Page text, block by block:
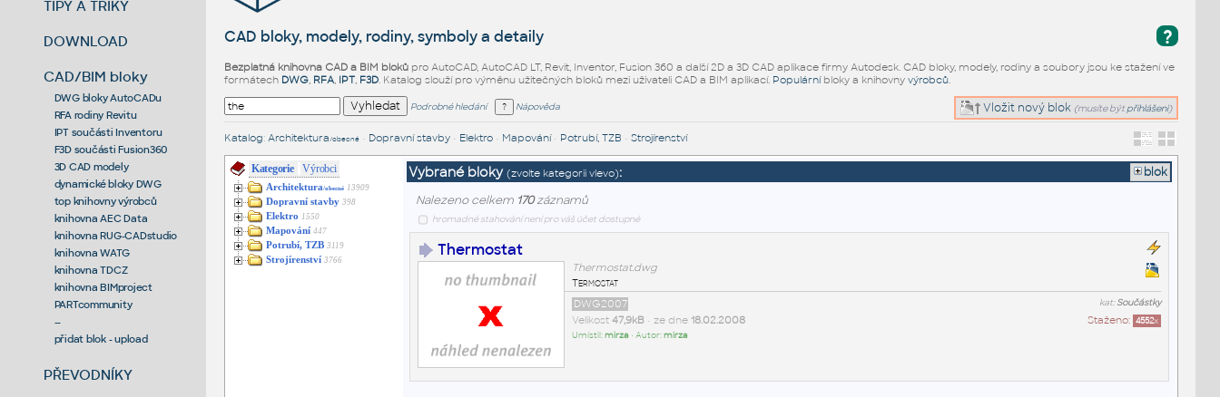
TIPY A TRIKY
DOWNLOAD
CAD/BIM bloky
DWG bloky AutoCADu
RFA rodiny Revitu
IPT součásti Inventoru
F3D součásti Fusion360
3D CAD modely
dynamické bloky DWG
top knihovny výrobců
knihovna AEC Data
knihovna RUG-CADstudio
knihovna WATG
knihovna TDCZ
knihovna BIMproject
PARTcommunity
--
přidat blok - upload
PŘEVODNÍKY
?
CAD bloky, modely, rodiny, symboly a detaily
Bezplatná knihovna CAD a BIM blokůpro AutoCAD, AutoCAD LT, Revit, Inventor, Fusion 360 a další 2D a 3D CAD aplikace firmy Autodesk. CAD bloky, modely, rodiny a soubory jsou ke stažení ve
formátech DWG, RFA, IPT, F3D. Katalog slouží pro výměnu užitečných bloků mezi uživateli CAD a BIM aplikací. Populárníbloky a knihovny výrobců.
Vložit nový blok (musíte být přihlášeni)
Podrobné hledání Nápověda
Katalog: Architektura /obecné• Dopravní stavby• Elektro• Mapování• Potrubí, TZB • Strojírenství
Kategorie Výrobci
Architektura/obecné 13909
Dopravní stavby 398
Elektro 1550
Mapování 447
Potrubí, TZB 3119
Strojírenství 3766
Vybrané bloky (zvolte kategorii vlevo):
blok
Nalezeno celkem 170záznamů
hromadné stahování není pro váš účet dostupné
Thermostat
Thermostat.dwg
Termostat
kat:Součástky
DWG2007
Staženo: 4552x
Velikost 47,9kB• ze dne 18.02.2008
Umístil:mirza • Autor:mirza